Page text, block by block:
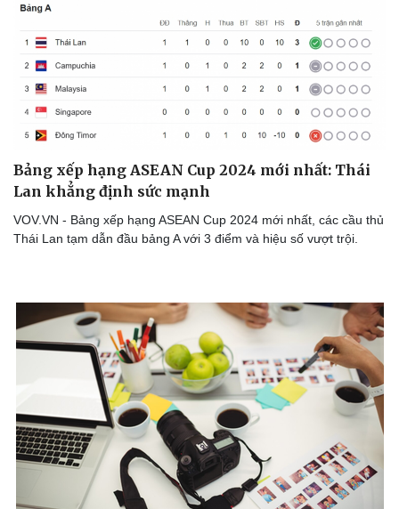
Thể thao
Bóng đá
Thế giới thể thao
eSports
Hậu trường
Tư vấn
Bảng xếp hạng ASEAN Cup 2024 mới nhất: Thái
Lan khẳng định sức mạnh
VOV.VN - Bảng xếp hạng ASEAN Cup 2024 mới nhất, các cầu thủ
Thái Lan tạm dẫn đầu bảng A với 3 điểm và hiệu số vượt trội.